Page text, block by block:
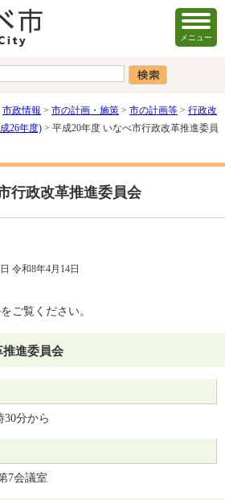
メニュー
市政情報 > 市の計画・施策 > 市の計画等 > 行政改
26年度) > 平成20年度 いなべ市行政改革推進委員
行政改革推進委員会
令和8年4月14日
ご覧ください。
推進委員会
30分から
7会議室